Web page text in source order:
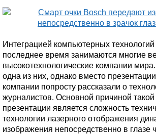
Интеграцией компьютерных технологий
последнее время занимаются многие
высокотехнологические компании
одна из них, однако вместо
компании попросту рассказали о
журналистов. Основной причиной такой
презентации является сложность
технологии лазерного отображения
изображения непосредственно в глазе